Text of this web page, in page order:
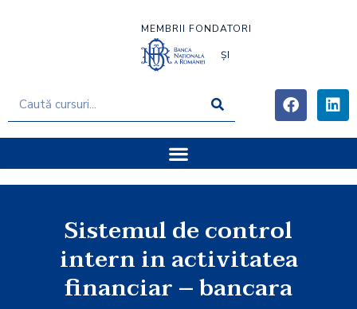
MEMBRII FONDATORI
ȘI
Sistemul de control
intern in activitatea
financiar – bancara